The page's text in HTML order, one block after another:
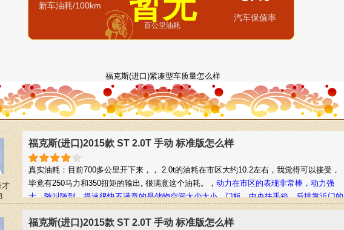
新车油耗/100km
百公里油耗
汽车保值率
福克斯(进口)紧凑型车质量怎么样
才
福克斯(进口)2015款 ST 2.0T 手动 标准版怎么样
真实油耗：目前700多公里开下来，， 2.0t的油耗在市区大约10.2左右，我觉得可以接受，
毕竟有250马力和350扭矩的输出, 很满意这个油耗。， 动力在市区的表现非常棒，动力强
大，随叫随到，提速很快不满意的是储物空间太少太小，门板、中央扶手箱、后排靠近门的
地方的储物格都比较小，用起来不是很方便。
福克斯(进口)2015款 ST 2.0T 手动 标准版怎么样